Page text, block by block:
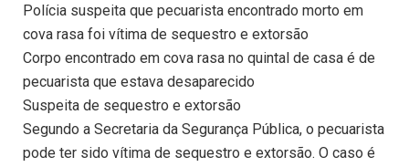
Polícia suspeita que pecuarista encontrado morto em
cova rasa foi vítima de sequestro e extorsão
Corpo encontrado em cova rasa no quintal de casa é de
pecuarista que estava desaparecido
Suspeita de sequestro e extorsão
Segundo a Secretaria da Segurança Pública, o pecuarista
pode ter sido vítima de sequestro e extorsão. O caso é